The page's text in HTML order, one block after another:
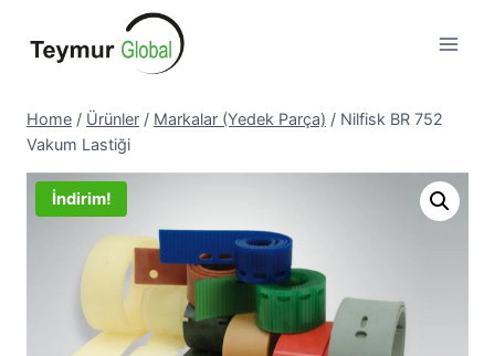
Home / Ürünler / Markalar (Yedek Parça) / Nilfisk BR 752
Vakum Lastiği
İndirim!